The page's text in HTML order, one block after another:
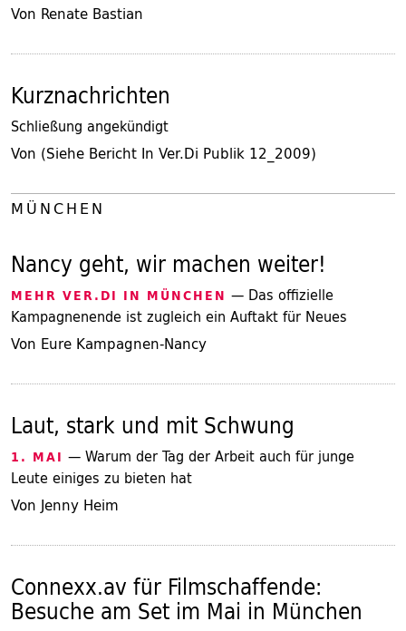
Von Renate Bastian
Kurznachrichten
Schließung angekündigt
Von (Siehe Bericht In Ver.Di Publik 12_2009)
MÜNCHEN
Nancy geht, wir machen weiter!
MEHR VER.DI IN MÜNCHEN — Das offizielle
Kampagnenende ist zugleich ein Auftakt für Neues
Von Eure Kampagnen-Nancy
Laut, stark und mit Schwung
1. MAI — Warum der Tag der Arbeit auch für junge
Leute einiges zu bieten hat
Von Jenny Heim
Connexx.av für Filmschaffende:
Besuche am Set im Mai in München